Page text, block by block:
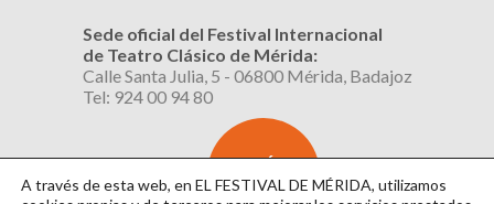
Sede oficial del Festival Internacional
de Teatro Clásico de Mérida:
Calle Santa Julia, 5 - 06800 Mérida, Badajoz
Tel: 924 00 94 80
SUSCRÍBETE
AL BOLETÍN
A través de esta web, en EL FESTIVAL DE MÉRIDA, utilizamos